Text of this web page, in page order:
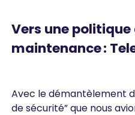
Vers une politique
maintenance :
Avec le démantèlement
de sécurité” que nous